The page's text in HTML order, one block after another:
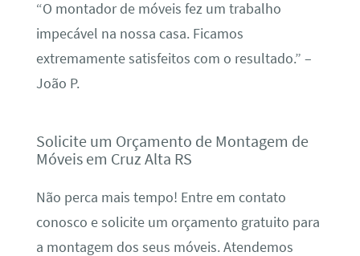
“O montador de móveis fez um trabalho
impecável na nossa casa. Ficamos
extremamente satisfeitos com o resultado.” –
João P.
Solicite um Orçamento de Montagem de
Móveis em Cruz Alta RS
Não perca mais tempo! Entre em contato
conosco e solicite um orçamento gratuito para
a montagem dos seus móveis. Atendemos